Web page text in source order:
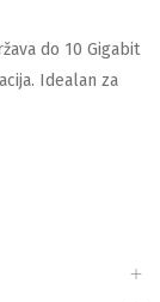
do 10 Gigabit
Idealan za